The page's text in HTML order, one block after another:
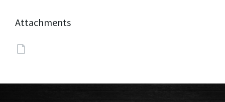
Attachments